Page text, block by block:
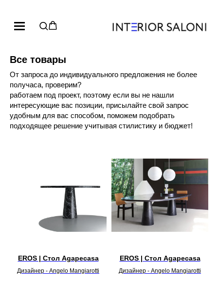
Все товары
От запроса до индивидуального предложения не более
получаса, проверим?
работаем под проект, поэтому если вы не нашли
интересующие вас позиции, присылайте свой запрос
удобным для вас способом, поможем подобрать
подходящее решение учитывая стилистику и бюджет!
EROS | Стол Agapecasa
Дизайнер - Angelo Mangiarotti
EROS | Стол Agapecasa
Дизайнер - Angelo Mangiarotti